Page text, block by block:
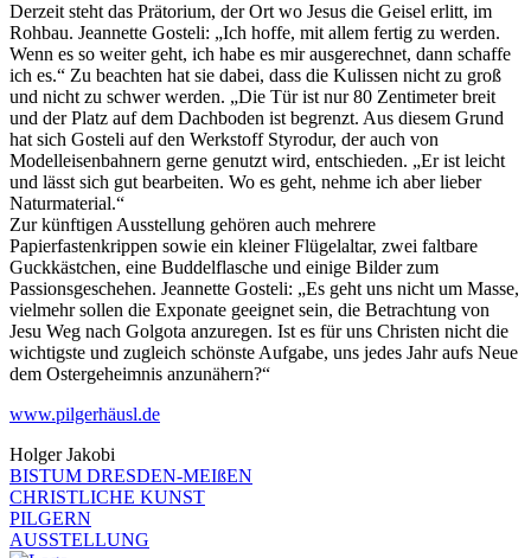
Derzeit steht das Prätorium, der Ort wo Jesus die Geisel erlitt, im
Rohbau. Jeannette Gosteli: „Ich hoffe, mit allem fertig zu werden.
Wenn es so weiter geht, ich habe es mir ausgerechnet, dann schaffe
ich es.“ Zu beachten hat sie dabei, dass die Kulissen nicht zu groß
und nicht zu schwer werden. „Die Tür ist nur 80 Zentimeter breit
und der Platz auf dem Dachboden ist begrenzt. Aus diesem Grund
hat sich Gosteli auf den Werkstoff Styrodur, der auch von
Modelleisenbahnern gerne genutzt wird, entschieden. „Er ist leicht
und lässt sich gut bearbeiten. Wo es geht, nehme ich aber lieber
Naturmaterial.“
Zur künftigen Ausstellung gehören auch mehrere
Papierfastenkrippen sowie ein kleiner Flügelaltar, zwei faltbare
Guckkästchen, eine Buddelflasche und einige Bilder zum
Passionsgeschehen. Jeannette Gosteli: „Es geht uns nicht um Masse,
vielmehr sollen die Exponate geeignet sein, die Betrachtung von
Jesu Weg nach Golgota anzuregen. Ist es für uns Christen nicht die
wichtigste und zugleich schönste Aufgabe, uns jedes Jahr aufs Neue
dem Ostergeheimnis anzunähern?“
www.pilgerhäusl.de
Holger Jakobi
BISTUM DRESDEN-MEIßEN
CHRISTLICHE KUNST
PILGERN
AUSSTELLUNG